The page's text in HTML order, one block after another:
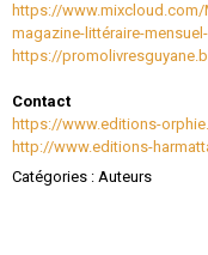
https://www.mixcloud.com/
magazine-littéraire-
https://
Contact
https://www.editions-
http://www.editions-
Catégories : Auteurs